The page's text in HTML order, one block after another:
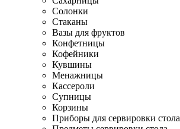
Солонки
Стаканы
Вазы для фруктов
Конфетницы
Кофейники
Кувшины
Менажницы
Кассероли
Супницы
Корзины
Приборы для сервировки стола